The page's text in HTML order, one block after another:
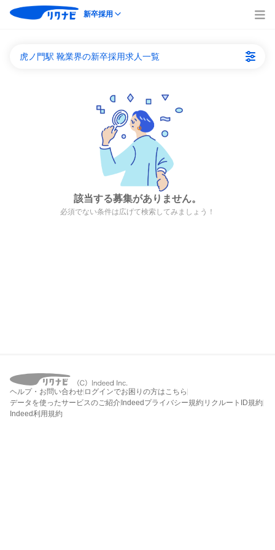
新卒採用
虎ノ門駅 靴業界の新卒採用求人一覧
該当する募集がありません。
必須でない条件は広げて検索してみましょう！
ヘルプ・お問い合わせ ログインでお困りの方はこちら
データを使ったサービスのご紹介 Indeedプライバシー規約 リクルートID規約
Indeed利用規約